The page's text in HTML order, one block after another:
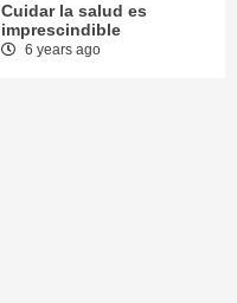
Cuidar la salud es
imprescindible
6 years ago